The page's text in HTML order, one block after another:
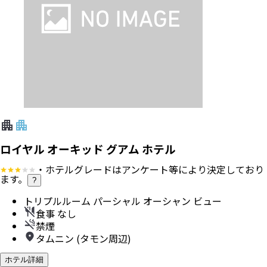
ロイヤル オーキッド グアム ホテル
・ホテルグレードはアンケート等により決定しており
ます。 ?
トリプルルーム パーシャル オーシャン ビュー
食事 なし
禁煙
タムニン (タモン周辺)
ホテル詳細